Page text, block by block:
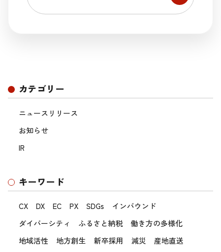
カテゴリー
ニュースリリース
お知らせ
IR
キーワード
CX DX EC PX SDGs
インバウンド
ダイバーシティ
ふるさと納税
働き方の多様化
地域活性
地方創生 新卒採用 減災
産地直送